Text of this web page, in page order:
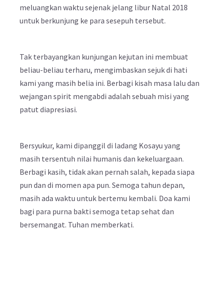
meluangkan waktu sejenak jelang libur Natal 2018
untuk berkunjung ke para sesepuh tersebut.
Tak terbayangkan kunjungan kejutan ini membuat
beliau-beliau terharu, mengimbaskan sejuk di hati
kami yang masih belia ini. Berbagi kisah masa lalu dan
wejangan spirit mengabdi adalah sebuah misi yang
patut diapresiasi.
Bersyukur, kami dipanggil di ladang Kosayu yang
masih tersentuh nilai humanis dan kekeluargaan.
Berbagi kasih, tidak akan pernah salah, kepada siapa
pun dan di momen apa pun. Semoga tahun depan,
masih ada waktu untuk bertemu kembali. Doa kami
bagi para purna bakti semoga tetap sehat dan
bersemangat. Tuhan memberkati.